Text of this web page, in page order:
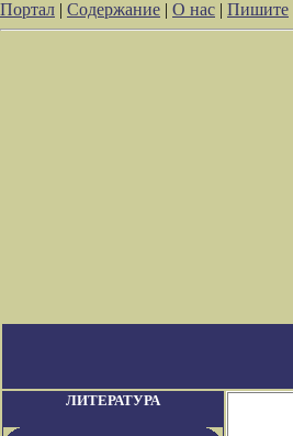
Портал | Содержание | О нас | Пишите
ЛИТЕРАТУРА